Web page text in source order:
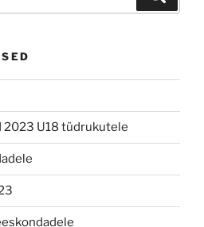
U18 tüdrukutele